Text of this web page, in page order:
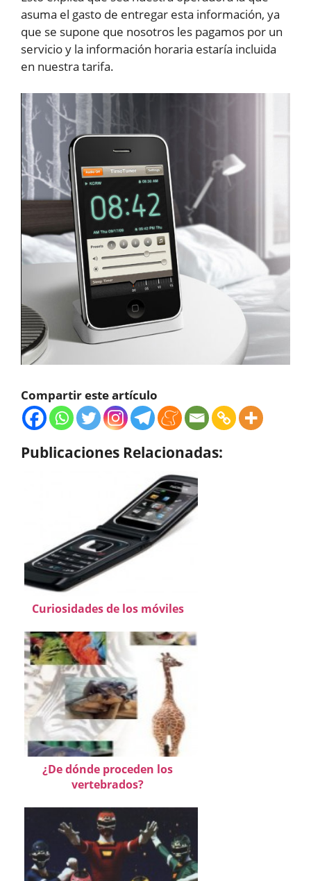
asuma el gasto de entregar esta información, ya
que se supone que nosotros les pagamos por un
servicio y la información horaria estaría incluida
en nuestra tarifa.
Compartir este artículo
Publicaciones Relacionadas:
Curiosidades de los móviles
¿De dónde proceden los
vertebrados?